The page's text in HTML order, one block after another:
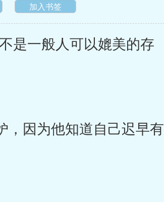
加入书签
一般人可以媲美的存
因为他知道自己迟早有